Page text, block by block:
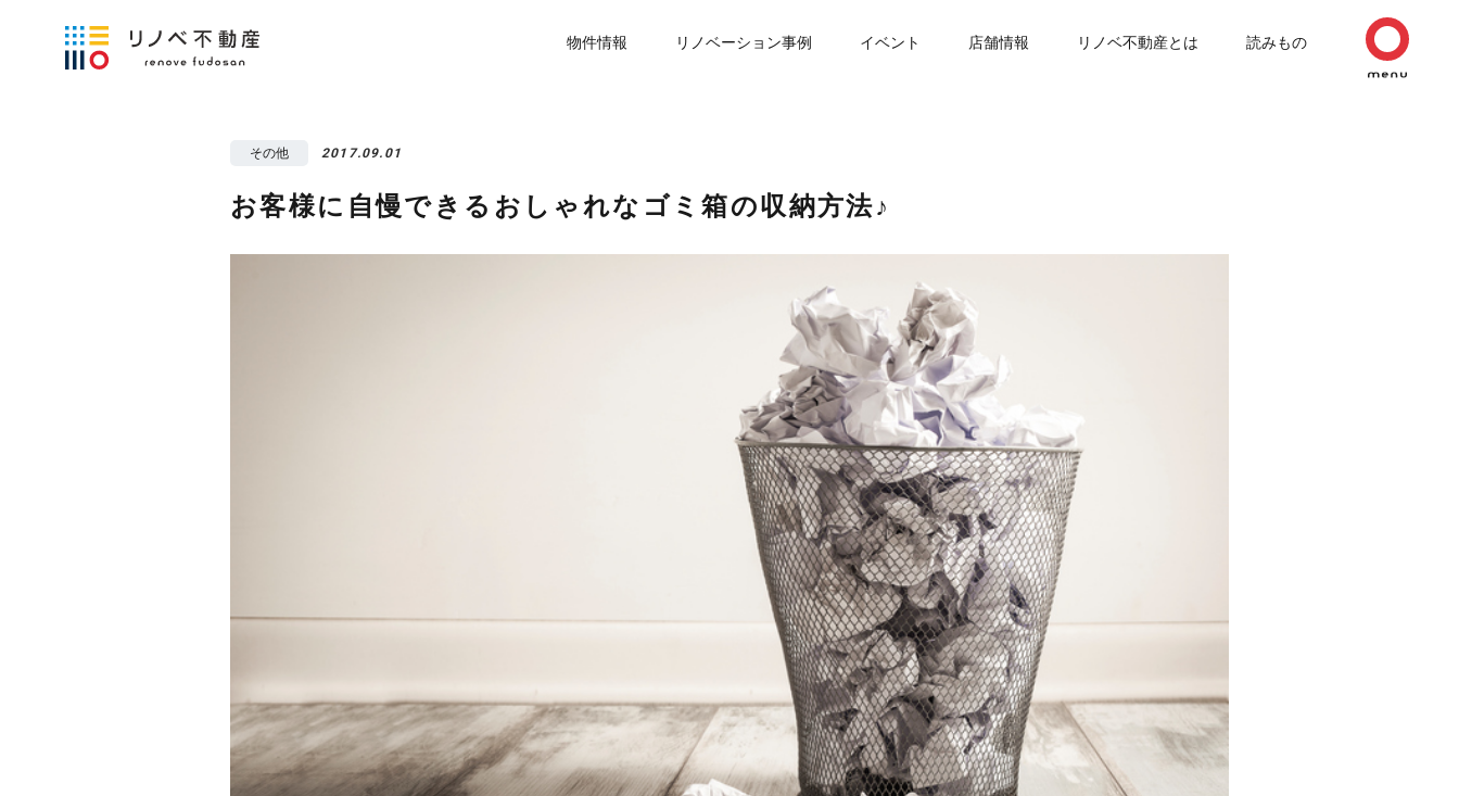
物件情報 リノベーション事例 イベント 店舗情報 リノベ不動産とは 読みもの
その他 2017.09.01
お客様に自慢できるおしゃれなゴミ箱の収納方法♪